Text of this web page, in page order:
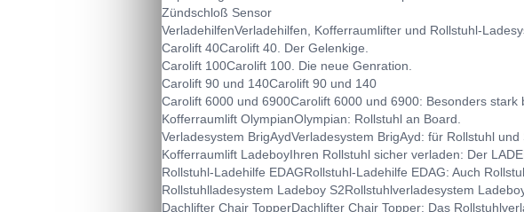
Zündschloß Sensor
VerladehilfenVerladehilfen, Kofferraumlifter und Rollstuhl-
Carolift 40Carolift 40. Der Gelenkige.
Carolift 100Carolift 100. Die neue Genration.
Carolift 90 und 140Carolift 90 und 140
Carolift 6000 und 6900Carolift 6000 und 6900: Besonders stark
Kofferraumlift OlympianOlympian: Rollstuhl an Board.
Verladesystem BrigAydVerladesystem BrigAyd: für Rollstuhl
Kofferraumlift LadeboyIhren Rollstuhl sicher verladen: Der
Rollstuhl-Ladehilfe EDAGRollstuhl-Ladehilfe EDAG: Auch
Rollstuhlladesystem Ladeboy S2Rollstuhlverladesystem
Dachlifter Chair TopperDachlifter Chair Topper: Das